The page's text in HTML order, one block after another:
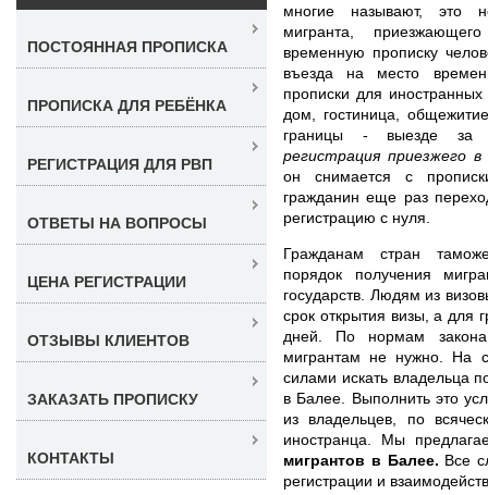
многие называют, это
мигранта,
временную прописку
въезда на место
прописки для
дом, гостиница,
границы - выезде за
регистрация приезжего в
он снимается с
гражданин еще раз
регистрацию с нуля.
Гражданам стран
порядок получения
государств. Людям из
срок открытия визы, а для
дней. По нормам закона
мигрантам не нужно. На
силами искать владельца
в Балее. Выполнить это
из владельцев, по
иностранца. Мы
мигрантов в Балее. Все
регистрации и
ПОСТОЯННАЯ ПРОПИСКА
ПРОПИСКА ДЛЯ РЕБЁНКА
РЕГИСТРАЦИЯ ДЛЯ РВП
ОТВЕТЫ НА ВОПРОСЫ
ЦЕНА РЕГИСТРАЦИИ
ОТЗЫВЫ КЛИЕНТОВ
ЗАКАЗАТЬ ПРОПИСКУ
КОНТАКТЫ